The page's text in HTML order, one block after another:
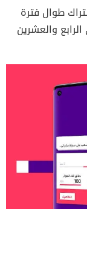
طوال فترة
والعشرين